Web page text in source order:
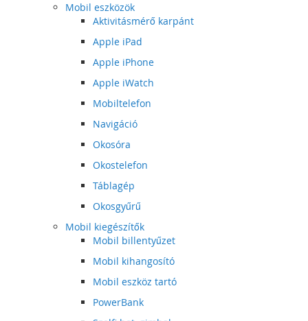
Mobil eszközök
Aktivitásmérő karpánt
Apple iPad
Apple iPhone
Apple iWatch
Mobiltelefon
Navigáció
Okosóra
Okostelefon
Táblagép
Okosgyűrű
Mobil kiegészítők
Mobil billentyűzet
Mobil kihangosító
Mobil eszköz tartó
PowerBank